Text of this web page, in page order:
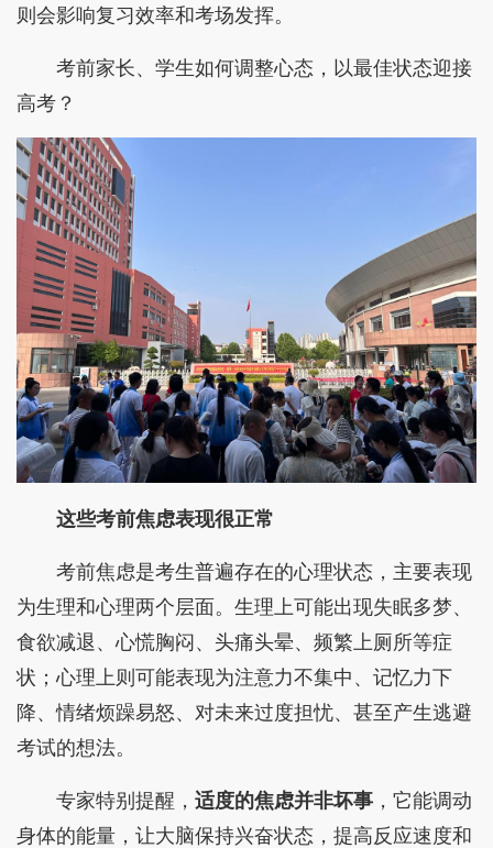
则会影响复习效率和考场发挥。
考前家长、学生如何调整心态，以最佳状态迎接
高考？
这些考前焦虑表现很正常
考前焦虑是考生普遍存在的心理状态，主要表现
为生理和心理两个层面。生理上可能出现失眠多梦、
食欲减退、心慌胸闷、头痛头晕、频繁上厕所等症
状；心理上则可能表现为注意力不集中、记忆力下
降、情绪烦躁易怒、对未来过度担忧、甚至产生逃避
考试的想法。
专家特别提醒， 适度的焦虑并非坏事 ，它能调动
身体的能量，让大脑保持兴奋状态，提高反应速度和